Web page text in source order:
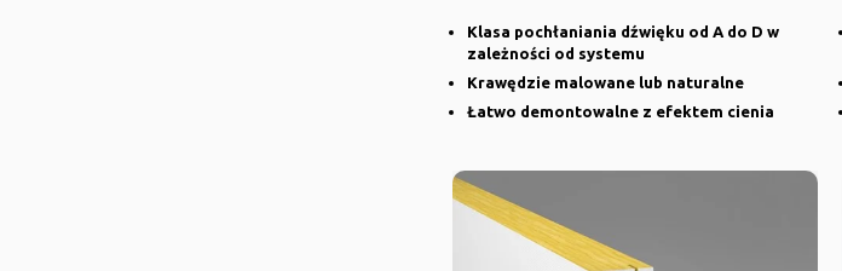
Klasa pochłaniania dźwięku od A do D w
zależności od systemu
Krawędzie malowane lub naturalne
Łatwo demontowalne z efektem cienia